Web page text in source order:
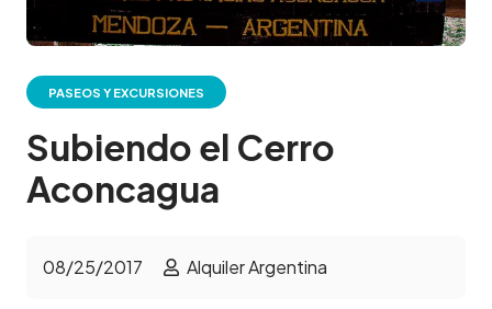
PASEOS Y EXCURSIONES
Subiendo el Cerro
Aconcagua
08/25/2017 Alquiler Argentina